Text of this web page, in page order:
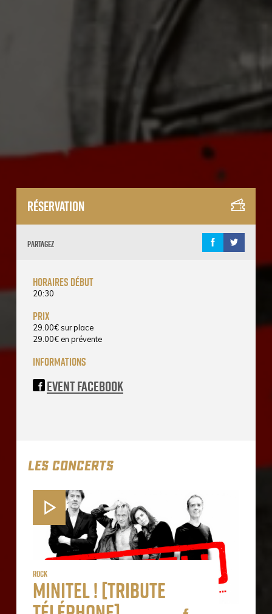
Réservation
Partagez
horaires début
20:30
prix
29.00€ sur place
29.00€ en prévente
informations
Event Facebook
LES CONCERTS
Rock
Minitel ! [tribute